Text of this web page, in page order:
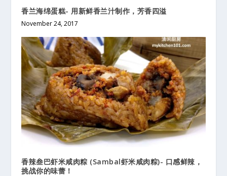
香兰海绵蛋糕- 用新鲜香兰汁制作，芳香四溢
November 24, 2017
香辣叁巴虾米咸肉粽 (Sambal虾米咸肉粽)- 口感鲜辣，
挑战你的味蕾！